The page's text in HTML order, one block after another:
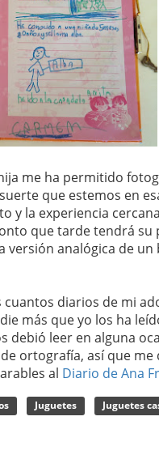
me ha permitido
que estemos en
y la experiencia
que tarde tendrá
versión analógica de un
diarios de mi
más que yo los ha
leer en alguna
ortografía, así que me
al Diario de Ana
Juguetes Juguetes